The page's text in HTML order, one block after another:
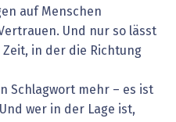
auf Menschen
Und nur so lässt
in der die Richtung
Schlagwort mehr – es ist
wer in der Lage ist,